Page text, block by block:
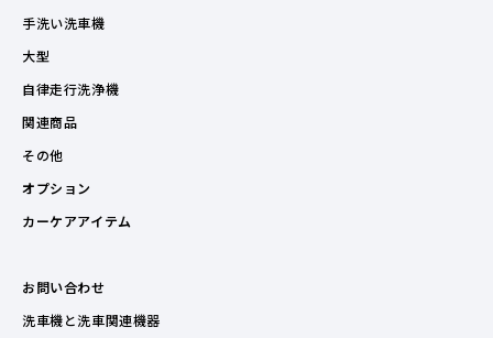
手洗い洗車機
大型
自律走行洗浄機
関連商品
その他
オプション
カーケアアイテム
お問い合わせ
洗車機と洗車関連機器